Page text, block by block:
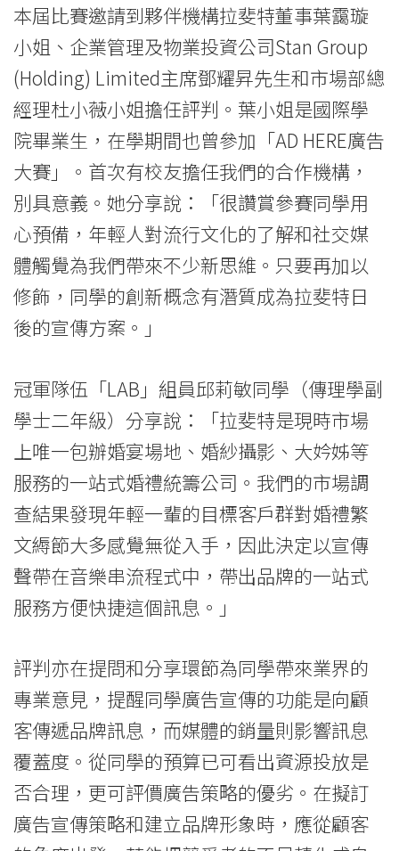
國
際
學
院
香
港
浸
會
大
學
本屆比賽邀請到夥伴機構拉斐特董事葉靄璇
小姐、企業管理及物業投資公司Stan Group
(Holding) Limited主席鄧耀昇先生和市場部總
經理杜小薇小姐擔任評判。葉小姐是國際學
院畢業生，在學期間也曾參加「AD HERE廣告
大賽」。首次有校友擔任我們的合作機構，
別具意義。她分享說：「很讚賞參賽同學用
心預備，年輕人對流行文化的了解和社交媒
體觸覺為我們帶來不少新思維。只要再加以
修飾，同學的創新概念有潛質成為拉斐特日
後的宣傳方案。」
冠軍隊伍「LAB」組員邱莉敏同學（傳理學副
學士二年級）分享說：「拉斐特是現時市場
上唯一包辦婚宴場地、婚紗攝影、大妗姊等
服務的一站式婚禮統籌公司。我們的市場調
查結果發現年輕一輩的目標客戶群對婚禮繁
文縟節大多感覺無從入手，因此決定以宣傳
聲帶在音樂串流程式中，帶出品牌的一站式
服務方便快捷這個訊息。」
評判亦在提問和分享環節為同學帶來業界的
專業意見，提醒同學廣告宣傳的功能是向顧
客傳遞品牌訊息，而媒體的銷量則影響訊息
覆蓋度。從同學的預算已可看出資源投放是
否合理，更可評價廣告策略的優劣。在擬訂
廣告宣傳策略和建立品牌形象時，應從顧客